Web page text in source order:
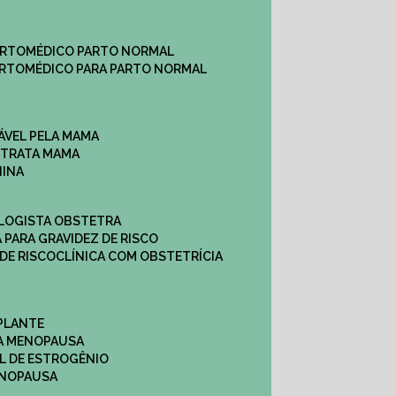
MÉDICO PARTO NORMAL
MÉDICO PARA PARTO NORMAL
PELA MAMA
TRATA MAMA
OBSTETRA
PARA GRAVIDEZ DE RISCO
RISCO
CLÍNICA COM OBSTETRÍCIA
MENOPAUSA
DE ESTROGÊNIO